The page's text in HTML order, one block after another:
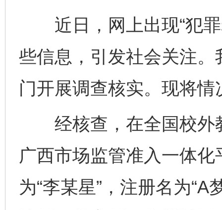
近日，网上出现“犯罪
些信息，引发社会关注
门开展调查核实。现将
经核查，在全国校外
广西市场监管准入一体
为“李某星”，注册名为